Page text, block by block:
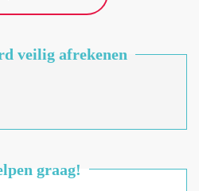
veilig afrekenen
graag!